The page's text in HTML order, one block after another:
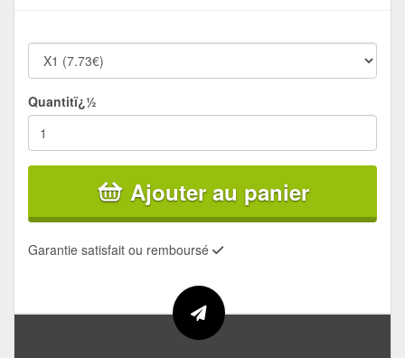
Quantitï¿½
Ajouter au panier
Garantie satisfait ou remboursé